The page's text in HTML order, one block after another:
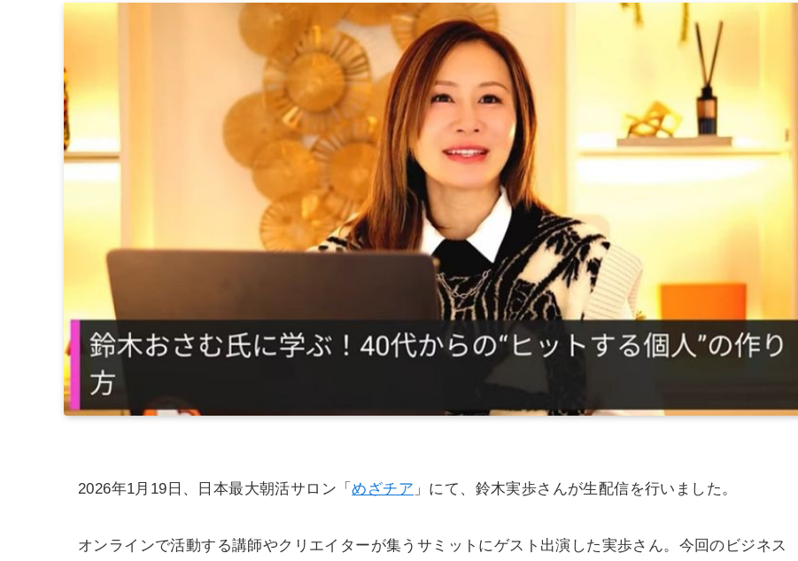
2026年1月19日、日本最大朝活サロン「めざチア 」にて、鈴木実歩さんが生配信を行いました。
オンラインで活動する講師やクリエイターが集うサミットにゲスト出演した実歩さん。今回のビジネス